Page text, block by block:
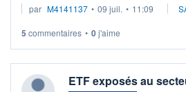
par M4141137 • 09 juil. • 11:09
5 commentaires • 0j'aime
ETF exposés au